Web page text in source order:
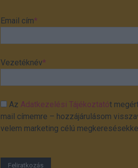
Email cím*
Vezetéknév*
AzAdatkezelési Tájékoztatót
mail címemre – hozzájárulásom
velem marketing célú